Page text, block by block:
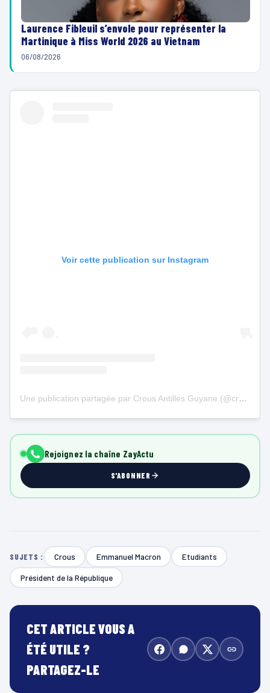
Laurence Fibleuil s’envole pour représenter la
Martinique à Miss World 2026 au Vietnam
06/08/2026
Voir cette publication sur Instagram
Une publication partagée par Crous Antilles Guyane (@crousantillesguyane)
Rejoignez la chaîne ZayActu
S'ABONNER
SUJETS : Crous Emmanuel Macron Etudiants
Président de la République
CET ARTICLE VOUS A
ÉTÉ UTILE ?
PARTAGEZ-LE